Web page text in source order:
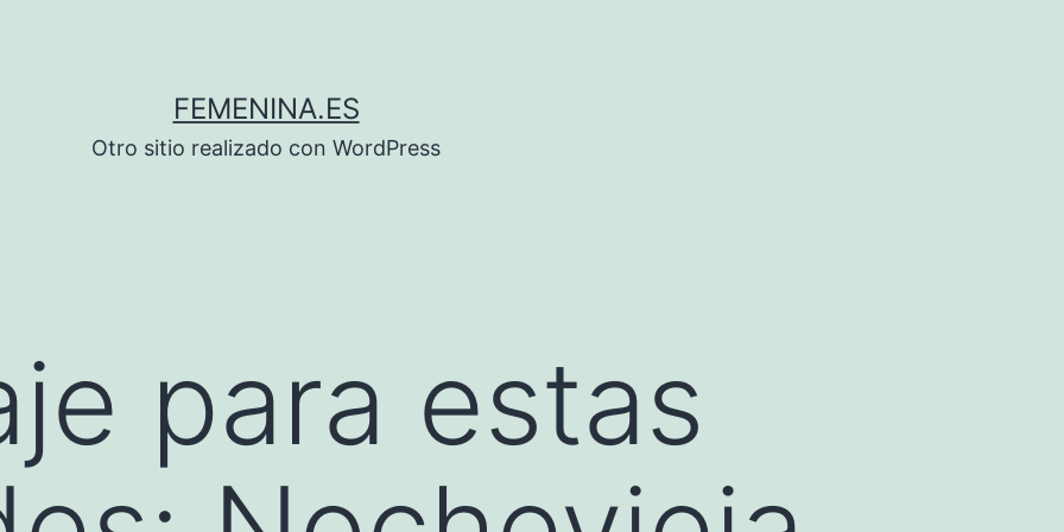
FEMENINA.ES
Otro sitio realizado con WordPress
para estas